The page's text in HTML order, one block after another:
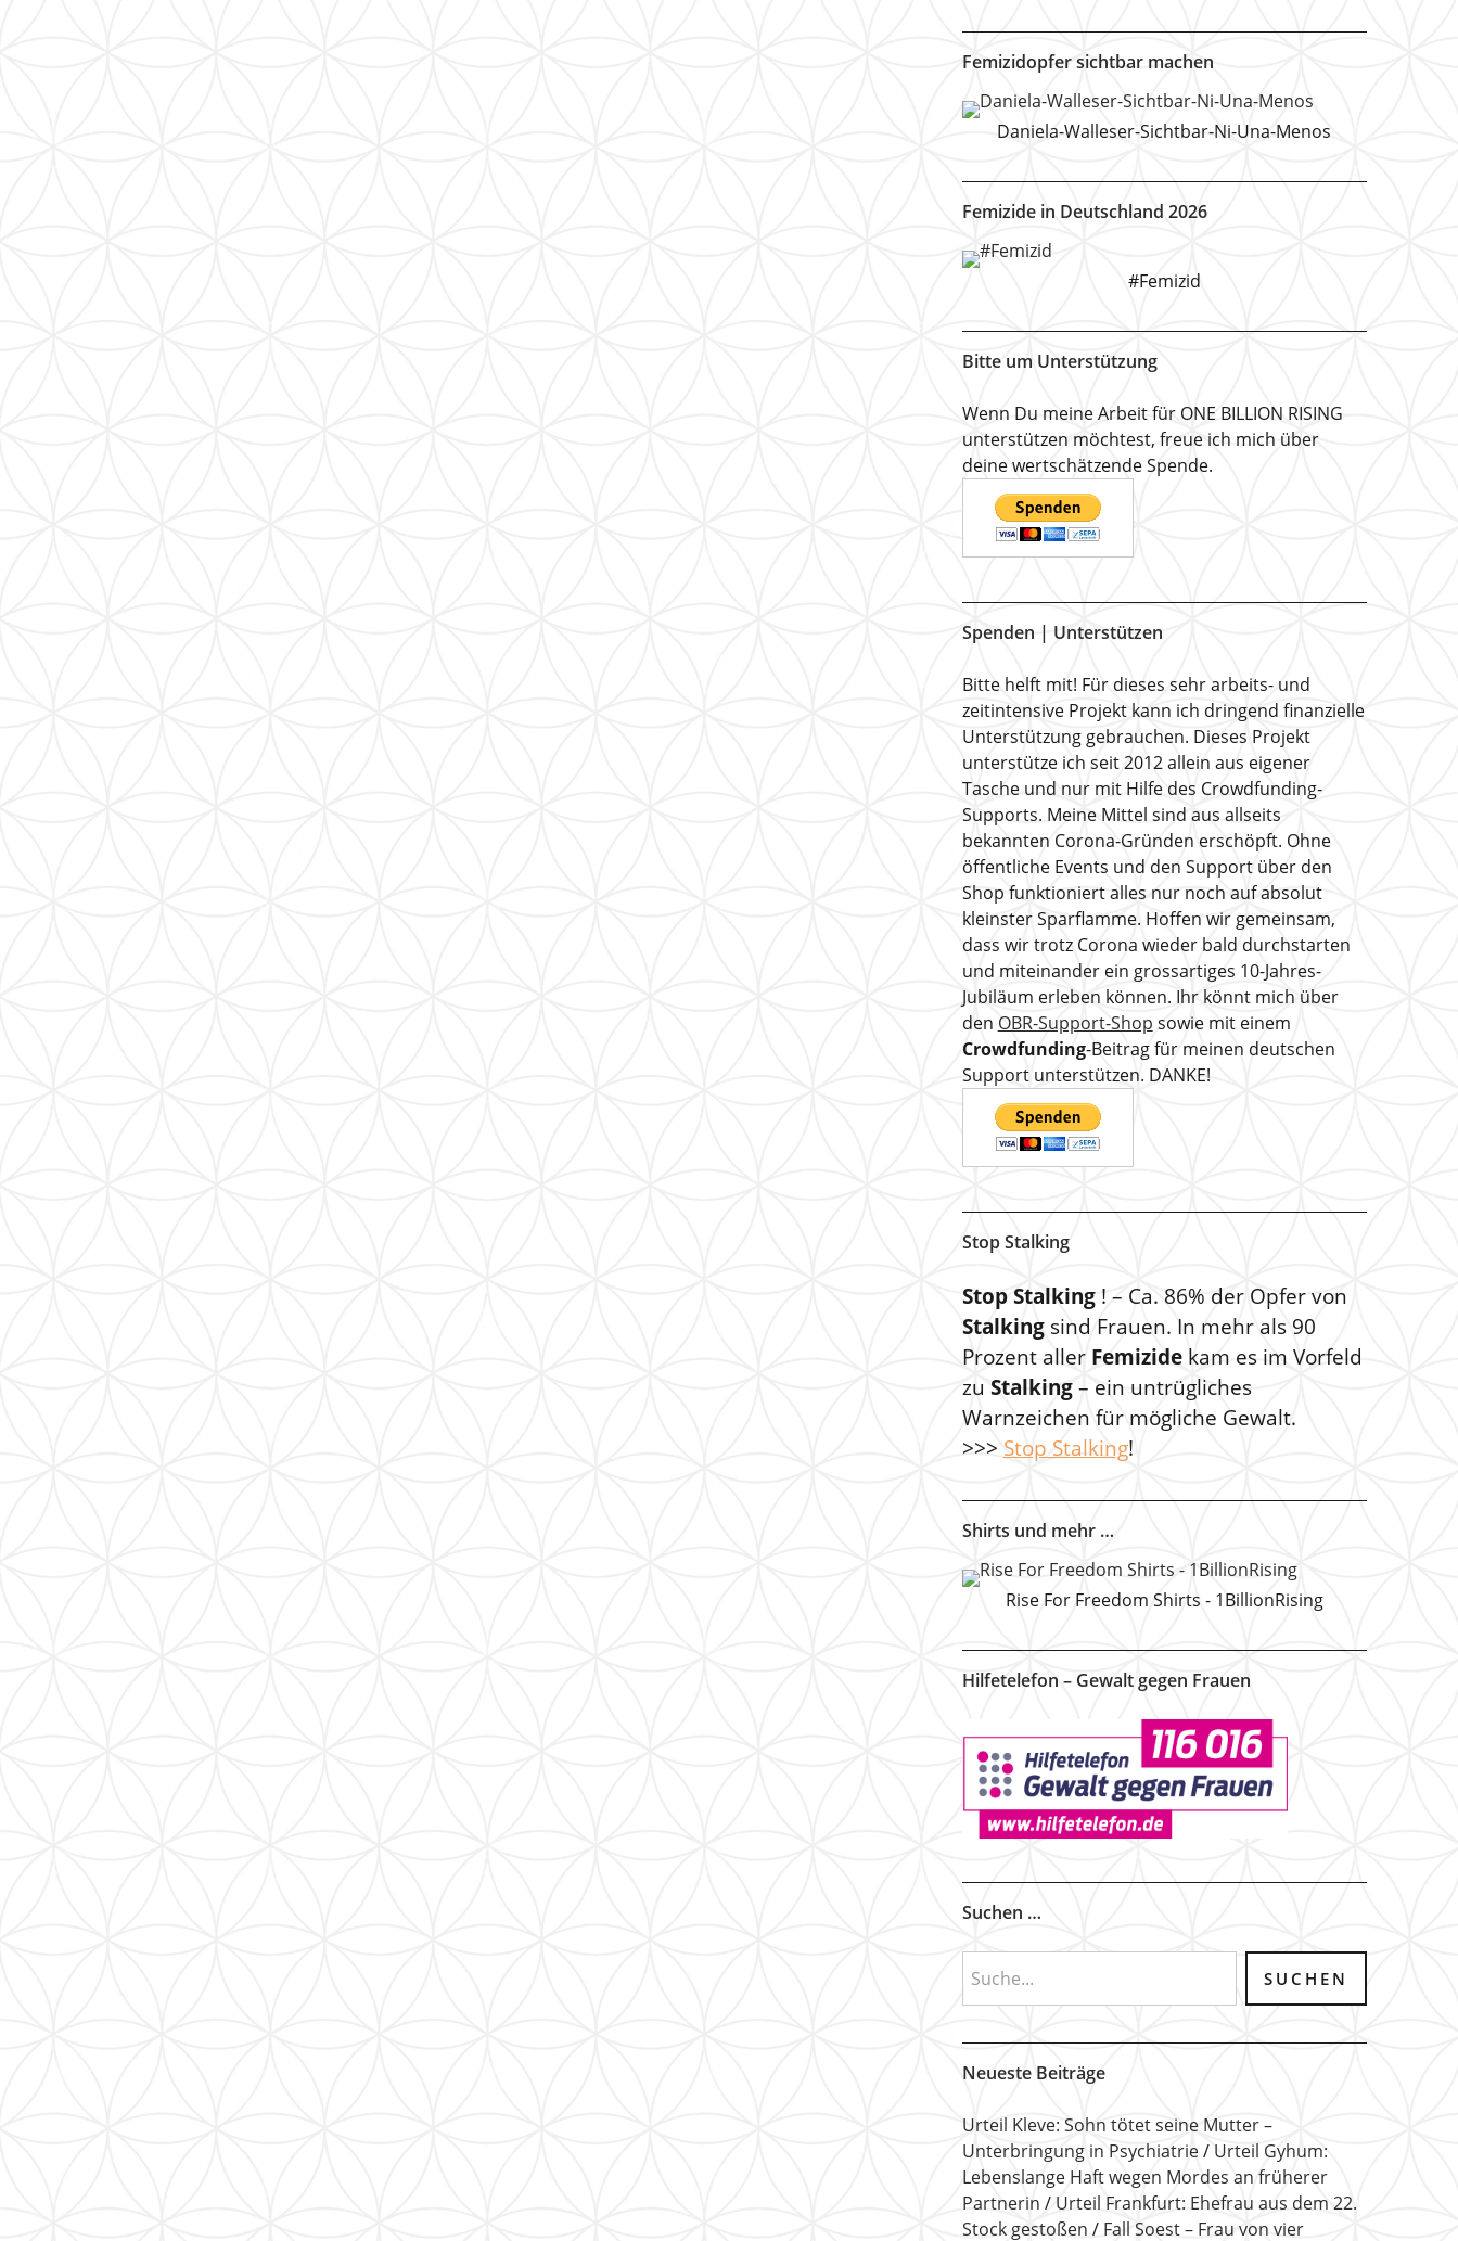
Femizidopfer sichtbar machen
Daniela-Walleser-Sichtbar-Ni-Una-Menos
Femizide in Deutschland 2026
#Femizid
Bitte um Unterstützung
Wenn Du meine Arbeit für ONE BILLION RISING
unterstützen möchtest, freue ich mich über
deine wertschätzende Spende.
Spenden | Unterstützen
Bitte helft mit! Für dieses sehr arbeits- und
zeitintensive Projekt kann ich dringend finanzielle
Unterstützung gebrauchen. Dieses Projekt
unterstütze ich seit 2012 allein aus eigener
Tasche und nur mit Hilfe des Crowdfunding-
Supports. Meine Mittel sind aus allseits
bekannten Corona-Gründen erschöpft. Ohne
öffentliche Events und den Support über den
Shop funktioniert alles nur noch auf absolut
kleinster Sparflamme. Hoffen wir gemeinsam,
dass wir trotz Corona wieder bald durchstarten
und miteinander ein grossartiges 10-Jahres-
Jubiläum erleben können. Ihr könnt mich über
den OBR-Support-Shop sowie mit einem
Crowdfunding-Beitrag für meinen deutschen
Support unterstützen. DANKE!
Stop Stalking
Stop Stalking! – Ca. 86% der Opfer von
Stalkingsind Frauen. In mehr als 90
Prozent aller Femizidekam es im Vorfeld
zu Stalking– ein untrügliches
Warnzeichen für mögliche Gewalt.
>>> Stop Stalking!
Shirts und mehr …
Rise For Freedom Shirts - 1BillionRising
Hilfetelefon – Gewalt gegen Frauen
Suchen …
Neueste Beiträge
Urteil Kleve: Sohn tötet seine Mutter –
Unterbringung in Psychiatrie
Urteil Gyhum:
Lebenslange Haft wegen Mordes an früherer
Partnerin
Urteil Frankfurt: Ehefrau aus dem 22.
Stock gestoßen
Fall Soest – Frau von vier